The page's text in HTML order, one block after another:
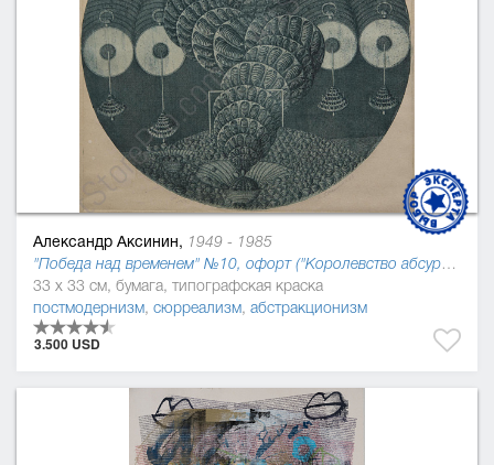
Александр Аксинин, 1949 - 1985
"Победа над временем" №10, офорт ("Королевство абсурдов Джонатана Свифта"), 1978
33 x 33 см, бумага, типографская краска
постмодернизм, сюрреализм, абстракционизм
3.500 USD